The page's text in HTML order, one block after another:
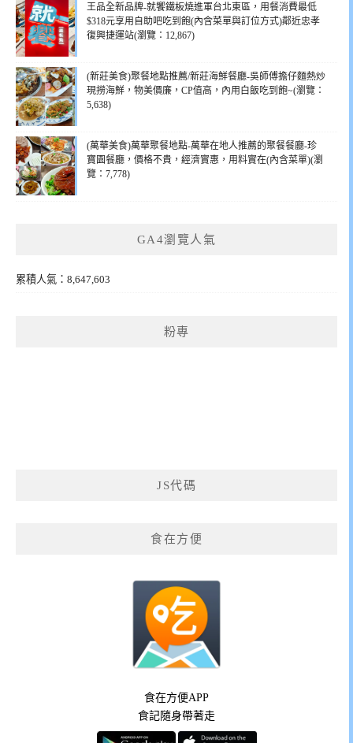
王品全新品牌-就饗鐵板燒進軍台北東區，用餐消費最低
$318元享用自助吧吃到飽(內含菜單與訂位方式)鄰近忠孝
復興捷運站(瀏覽：12,867)
(新莊美食)聚餐地點推薦/新莊海鮮餐廳-吳師傅擔仔麵熱炒
現撈海鮮，物美價廉，CP值高，內用白飯吃到飽~(瀏覽：
5,638)
(萬華美食)萬華聚餐地點-萬華在地人推薦的聚餐餐廳-珍
寶園餐廳，價格不貴，經濟實惠，用料實在(內含菜單)(瀏
覽：7,778)
GA4瀏覽人氣
累積人氣：8,647,603
粉專
JS代碼
食在方便
食在方便APP
食記隨身帶著走